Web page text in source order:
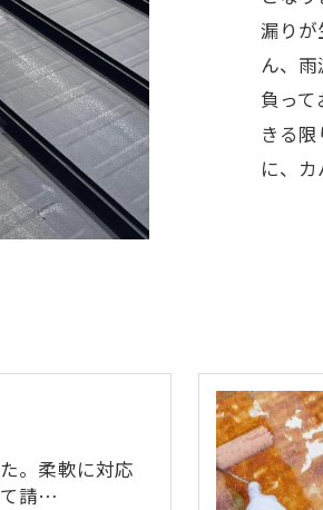
漏り
ん、
負っ
きる
に、カ
。柔軟に対応
て請…